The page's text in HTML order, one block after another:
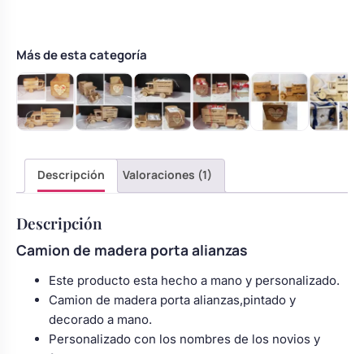
floral coche
nuestra
cantidad
Más de esta categoría
Descripción Valoraciones (1)
Descripción
Camion de madera porta alianzas
Este producto esta hecho a mano y personalizado.
Camion de madera porta alianzas,pintado y
decorado a mano.
Personalizado con los nombres de los novios y